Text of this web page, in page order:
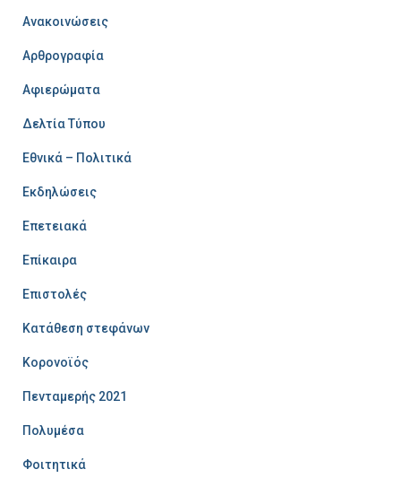
Ανακοινώσεις
Αρθρογραφία
Αφιερώματα
Δελτία Τύπου
Εθνικά – Πολιτικά
Εκδηλώσεις
Επετειακά
Επίκαιρα
Επιστολές
Κατάθεση στεφάνων
Κορονοϊός
Πενταμερής 2021
Πολυμέσα
Φοιτητικά